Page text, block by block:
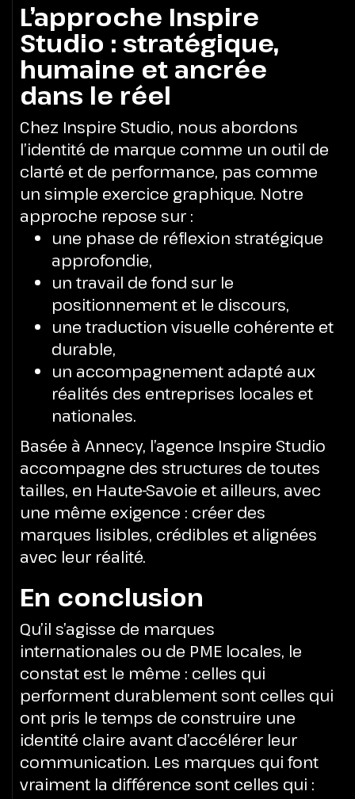
L’approche Inspire
Studio : stratégique,
humaine et ancrée
dans le réel
Chez Inspire Studio, nous abordons
l’identité de marque comme un outil de
clarté et de performance, pas comme
un simple exercice graphique. Notre
approche repose sur :
une phase de réflexion stratégique
approfondie,
un travail de fond sur le
positionnement et le discours,
une traduction visuelle cohérente et
durable,
un accompagnement adapté aux
réalités des entreprises locales et
nationales.
Basée à Annecy, l’agence Inspire Studio
accompagne des structures de toutes
tailles, en Haute-Savoie et ailleurs, avec
une même exigence : créer des
marques lisibles, crédibles et alignées
avec leur réalité.
En conclusion
Qu’il s’agisse de marques
internationales ou de PME locales, le
constat est le même : celles qui
performent durablement sont celles qui
ont pris le temps de construire une
identité claire avant d’accélérer leur
communication. Les marques qui font
vraiment la différence sont celles qui :